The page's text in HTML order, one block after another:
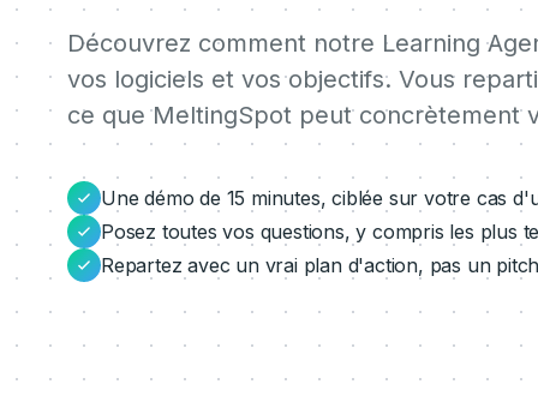
Découvrez comment notre Learning
vos logiciels et vos objectifs. Vous
ce que MeltingSpot peut concrètement
Une démo de 15 minutes, ciblée sur votre cas
Posez toutes vos questions, y compris les plus
Repartez avec un vrai plan d'action, pas un